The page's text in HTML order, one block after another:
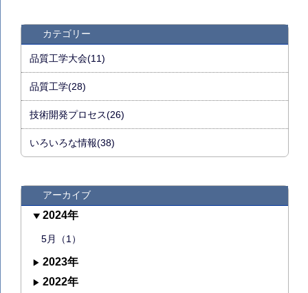
カテゴリー
品質工学大会(11)
品質工学(28)
技術開発プロセス(26)
いろいろな情報(38)
アーカイブ
2024年
5月（1）
2023年
2022年